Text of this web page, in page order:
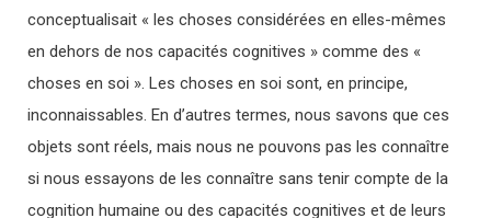
conceptualisait « les choses considérées en elles-mêmes
en dehors de nos capacités cognitives » comme des «
choses en soi ». Les choses en soi sont, en principe,
inconnaissables. En d’autres termes, nous savons que ces
objets sont réels, mais nous ne pouvons pas les connaître
si nous essayons de les connaître sans tenir compte de la
cognition humaine ou des capacités cognitives et de leurs